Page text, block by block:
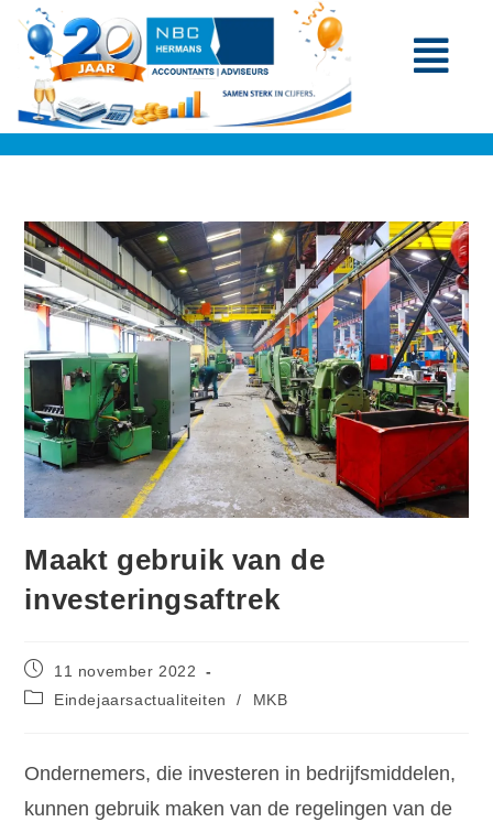
Maakt gebruik van de
investeringsaftrek
11 november 2022
Eindejaarsactualiteiten
/ MKB
Ondernemers, die investeren in bedrijfsmiddelen,
kunnen gebruik maken van de regelingen van de